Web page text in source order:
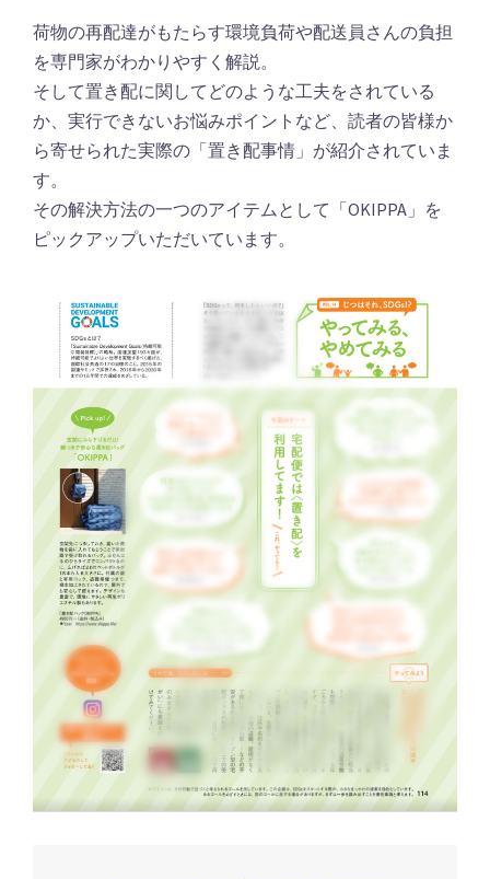
荷物の再配達がもたらす環境負荷や配送員さんの負担
を専門家がわかりやすく解説。
そして置き配に関してどのような工夫をされている
か、実行できないお悩みポイントなど、読者の皆様か
ら寄せられた実際の「置き配事情」が紹介されていま
す。
その解決方法の一つのアイテムとして「OKIPPA」を
ピックアップいただいています。